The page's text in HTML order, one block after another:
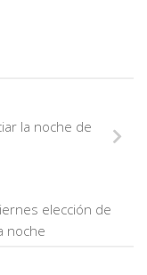
la noche de
elección de
noche